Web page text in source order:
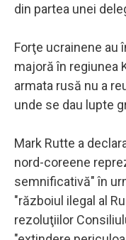
din partea unei
Forţe ucrainene au
majoră în regiunea
armata rusă nu a
unde se dau lupte
Mark Rutte a
nord-coreene
semnificativă" în
"războiul ilegal al
rezoluţiilor